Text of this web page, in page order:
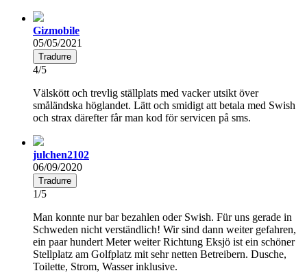
Gizmobile
05/05/2021
Tradurre
4/5
Välskött och trevlig ställplats med vacker utsikt över
småländska höglandet. Lätt och smidigt att betala med Swish
och strax därefter får man kod för servicen på sms.
julchen2102
06/09/2020
Tradurre
1/5
Man konnte nur bar bezahlen oder Swish. Für uns gerade in
Schweden nicht verständlich! Wir sind dann weiter gefahren,
ein paar hundert Meter weiter Richtung Eksjö ist ein schöner
Stellplatz am Golfplatz mit sehr netten Betreibern. Dusche,
Toilette, Strom, Wasser inklusive.